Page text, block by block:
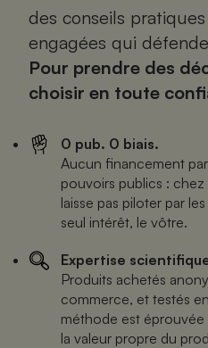
des conseils
engagées qui
Pour prendre des
choisir en toute
0 pub. 0 biais.
Aucun financement
pouvoirs publics :
laisse pas piloter par
seul intérêt, le vôtre.
Expertise
Produits achetés
commerce, et testés
méthode est
la valeur propre du